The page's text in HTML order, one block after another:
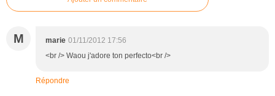
M marie 01/11/2012 17:56
<br /> Waou j'adore ton perfecto<br />
Répondre